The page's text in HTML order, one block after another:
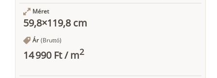
Méret
59,8×119,8 cm
Ár (Bruttó)
14 990 Ft/m2